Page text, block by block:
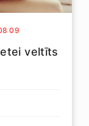
09
veltīts